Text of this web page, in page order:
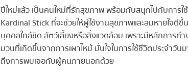
ปีใหม่แล้ว เป็นคนใหม่ที่รักสุขภาพ พร้อมกับสนุกไปกับการ
Kardinal Stick ที่จะช่วยให้ผู้ใช้งานสุขภาพและลมหายใจดี
บุคคลใกล้ชิด สัตว์เลี้ยงหรือสิ่งแวดล้อม เพราะมีหลักการ
มวนที่เกิดขึ้นจากการเผาไหม้ มั่นใจในการใช้ชีวิตประจำ
ถึงการพบเจอกับผู้คนภายนอกด้วย